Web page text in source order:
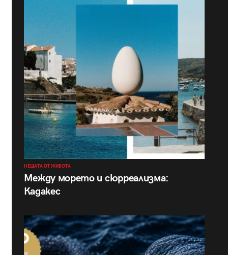
НЕЩАТА ОТ ЖИВОТА
Между морето и сюрреализма:
Кадакес